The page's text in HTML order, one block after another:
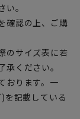
。
確認の上、ご購
のサイズ表に若
ください。
おります。一
を記載している